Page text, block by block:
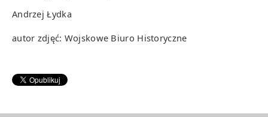
Andrzej Łydka
autor zdjęć: Wojskowe Biuro Historyczne